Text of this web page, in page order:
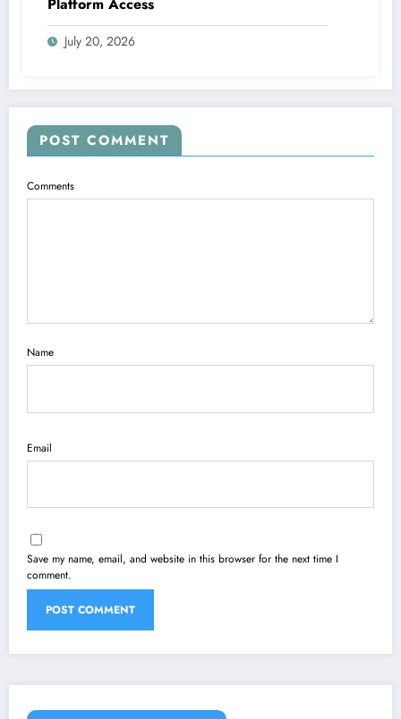
July 20, 2026
POST COMMENT
Comments
Name
Email
Save my name, email, and website in this browser for the next time I
comment.